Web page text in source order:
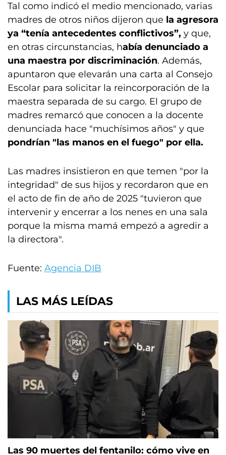
Tal como indicó el medio mencionado, varias
madres de otros niños dijeron que la agresora
ya “tenía antecedentes conflictivos”, y que,
en otras circunstancias, había denunciado a
una maestra por discriminación. Además,
apuntaron que elevarán una carta al Consejo
Escolar para solicitar la reincorporación de la
maestra separada de su cargo. El grupo de
madres remarcó que conocen a la docente
denunciada hace "muchísimos años" y que
pondrían "las manos en el fuego" por ella.
Las madres insistieron en que temen "por la
integridad" de sus hijos y recordaron que en
el acto de fin de año de 2025 "tuvieron que
intervenir y encerrar a los nenes en una sala
porque la misma mamá empezó a agredir a
la directora".
Fuente: Agencia DIB
LAS MÁS LEÍDAS
Las 90 muertes del fentanilo: cómo vive en